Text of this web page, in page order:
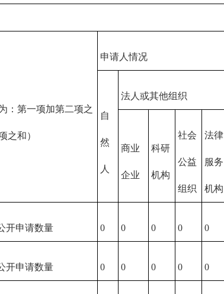
：第一项加第二项之
之和）
申请人情况
自
然
人
法人或其他组织
商业
企业
科研
机构
社会
公益
组织
法律
服务
机构
开申请数量 0 0 0 0 0
开申请数量 0 0 0 0 0